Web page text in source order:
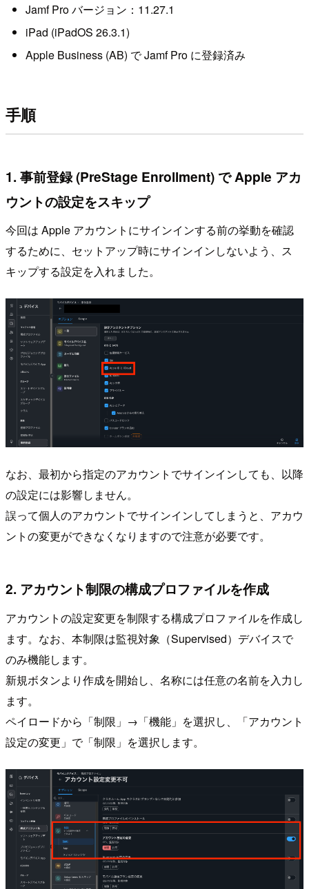
Jamf Pro バージョン：11.27.1
iPad (iPadOS 26.3.1)
Apple Business (AB) で Jamf Pro に登録済み
手順
1. 事前登録 (PreStage Enrollment) で Apple アカ
ウントの設定をスキップ
今回は Apple アカウントにサインインする前の挙動を確認
するために、セットアップ時にサインインしないよう、ス
キップする設定を入れました。
なお、最初から指定のアカウントでサインインしても、以降
の設定には影響しません。
誤って個人のアカウントでサインインしてしまうと、アカウ
ントの変更ができなくなりますので注意が必要です。
2. アカウント制限の構成プロファイルを作成
アカウントの設定変更を制限する構成プロファイルを作成し
ます。なお、本制限は監視対象（Supervised）デバイスで
のみ機能します。
新規ボタンより作成を開始し、名称には任意の名前を入力し
ます。
ペイロードから「制限」→「機能」を選択し、「アカウント
設定の変更」で「制限」を選択します。